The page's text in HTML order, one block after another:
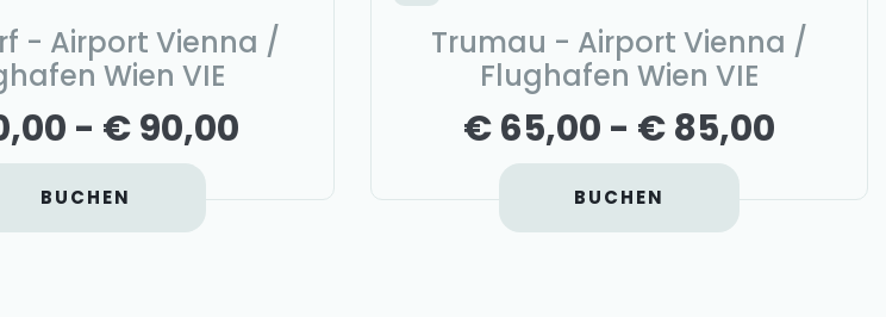
- Airport Vienna /
Wien VIE
- € 90,00
BUCHEN
Trumau - Airport Vienna /
Flughafen Wien VIE
€ 65,00 - € 85,00
BUCHEN